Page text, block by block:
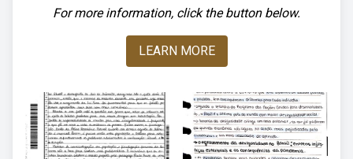
For more information, click the button below.
LEARN MORE